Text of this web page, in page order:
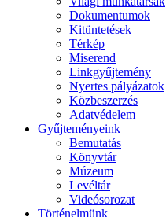
Dokumentumok
Kitüntetések
Térkép
Miserend
Linkgyűjtemény
Nyertes pályázatok
Közbeszerzés
Adatvédelem
Gyűjteményeink
Bemutatás
Könyvtár
Múzeum
Levéltár
Videósorozat
Történelmünk